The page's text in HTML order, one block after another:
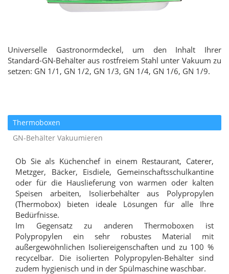
Universelle Gastronormdeckel, um den Inhalt Ihrer
Standard-GN-Behälter aus rostfreiem Stahl unter Vakuum zu
setzen: GN 1/1, GN 1/2, GN 1/3, GN 1/4, GN 1/6, GN 1/9.
Thermoboxen
GN-Behälter Vakuumieren
Ob Sie als Küchenchef in einem Restaurant, Caterer,
Metzger, Bäcker, Eisdiele, Gemeinschaftsschulkantine
oder für die Hauslieferung von warmen oder kalten
Speisen arbeiten, Isolierbehälter aus Polypropylen
(Thermobox) bieten ideale Lösungen für alle Ihre
Bedürfnisse.
Im Gegensatz zu anderen Thermoboxen ist
Polypropylen ein sehr robustes Material mit
außergewöhnlichen Isoliereigenschaften und zu 100 %
recycelbar. Die isolierten Polypropylen-Behälter sind
zudem hygienisch und in der Spülmaschine waschbar.